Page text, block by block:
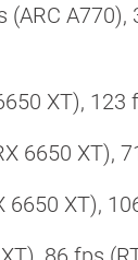
XT), 123
6650 XT),
XT),